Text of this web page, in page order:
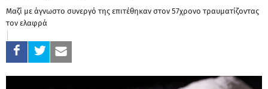
Μαζί με άγνωστο συνεργό της επιτέθηκαν στον 57χρονο τραυματίζοντας
τον ελαφρά